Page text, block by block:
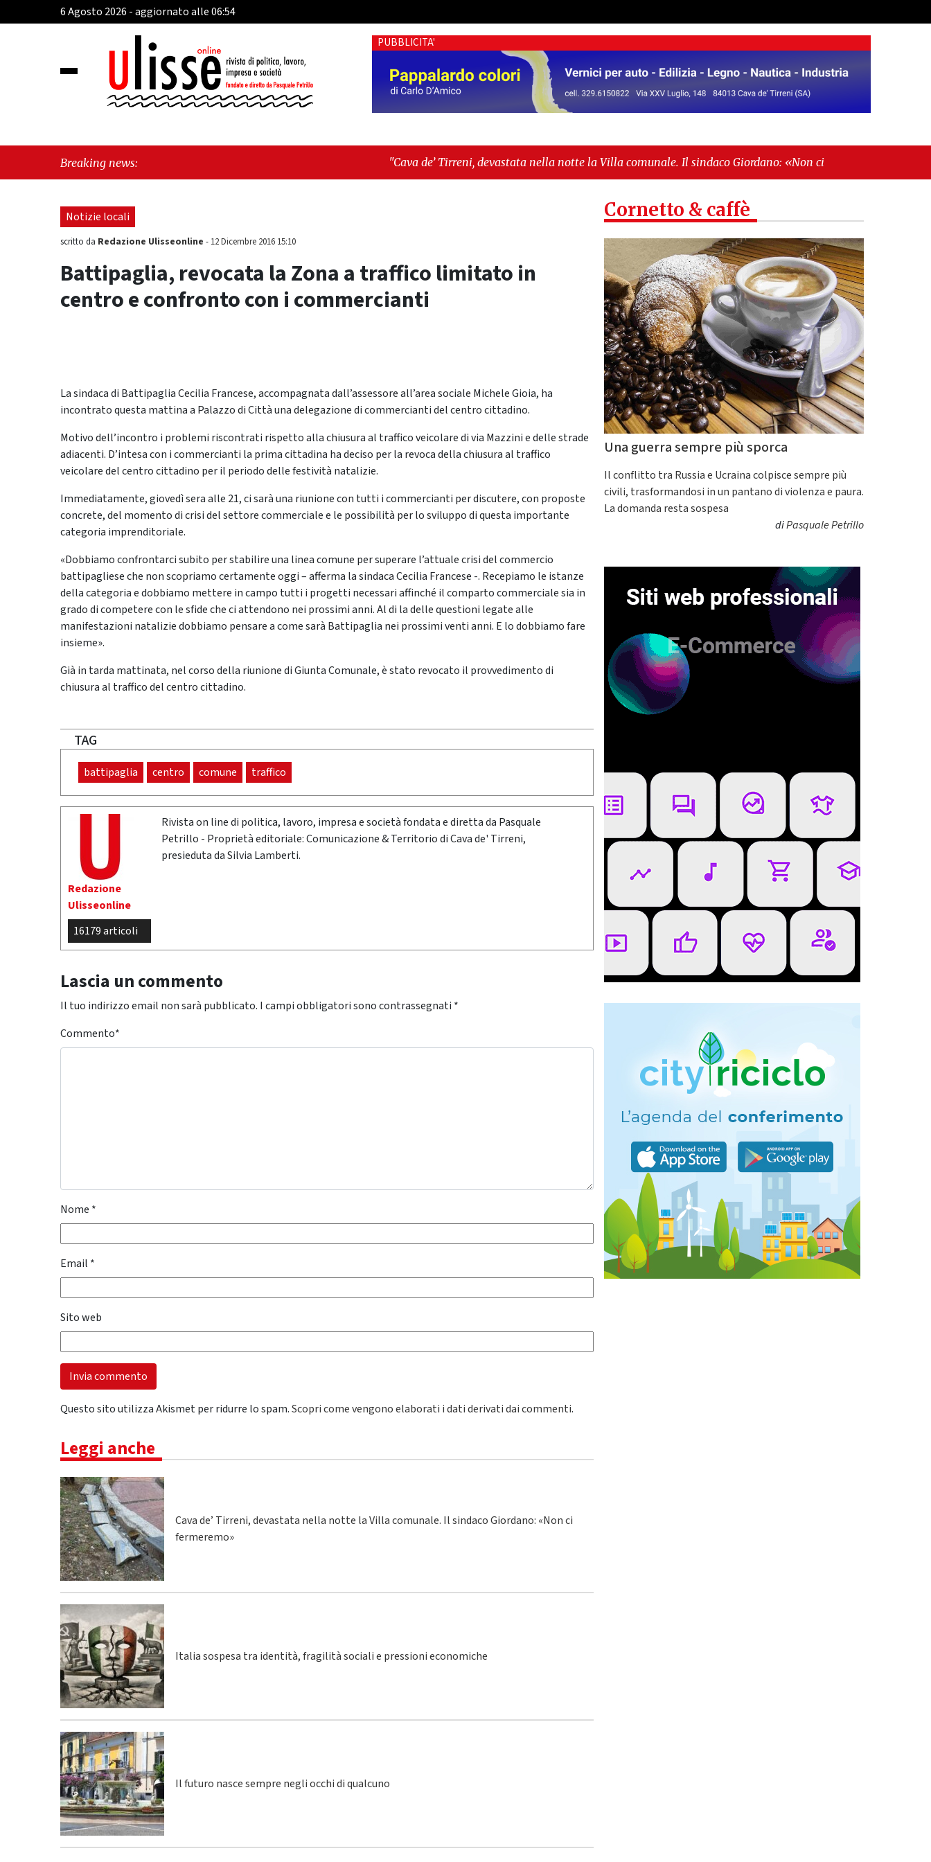
6 Agosto 2026 - aggiornato alle 06:54
PUBBLICITA'
Breaking news: "Cava de’ Tirreni, devastata nella notte la Villa comunale. Il sindaco Giordano: «Non ci fermeremo»" -
sospesa tra identità, fragilità sociali e pressioni economiche"
Notizie locali
scritto da Redazione Ulisseonline - 12 Dicembre 2016 15:10
Battipaglia, revocata la Zona a traffico limitato in
centro e confronto con i commercianti
La sindaca di Battipaglia Cecilia Francese, accompagnata dall’assessore all’area sociale Michele Gioia, ha
incontrato questa mattina a Palazzo di Città una delegazione di commercianti del centro cittadino.
Motivo dell’incontro i problemi riscontrati rispetto alla chiusura al traffico veicolare di via Mazzini e delle strade
adiacenti. D’intesa con i commercianti la prima cittadina ha deciso per la revoca della chiusura al traffico
veicolare del centro cittadino per il periodo delle festività natalizie.
Immediatamente, giovedì sera alle 21, ci sarà una riunione con tutti i commercianti per discutere, con proposte
concrete, del momento di crisi del settore commerciale e le possibilità per lo sviluppo di questa importante
categoria imprenditoriale.
«Dobbiamo confrontarci subito per stabilire una linea comune per superare l’attuale crisi del commercio
battipagliese che non scopriamo certamente oggi – afferma la sindaca Cecilia Francese -. Recepiamo le istanze
della categoria e dobbiamo mettere in campo tutti i progetti necessari affinché il comparto commerciale sia in
grado di competere con le sfide che ci attendono nei prossimi anni. Al di la delle questioni legate alle
manifestazioni natalizie dobbiamo pensare a come sarà Battipaglia nei prossimi venti anni. E lo dobbiamo fare
insieme».
Già in tarda mattinata, nel corso della riunione di Giunta Comunale, è stato revocato il provvedimento di
chiusura al traffico del centro cittadino.
TAG
battipaglia centro comune traffico
Redazione
Ulisseonline
16179 articoli
Rivista on line di politica, lavoro, impresa e società fondata e diretta da Pasquale
Petrillo - Proprietà editoriale: Comunicazione & Territorio di Cava de' Tirreni,
presieduta da Silvia Lamberti.
Lascia un commento
Il tuo indirizzo email non sarà pubblicato. I campi obbligatori sono contrassegnati *
Commento*
Nome *
Email *
Sito web
Questo sito utilizza Akismet per ridurre lo spam.Scopri come vengono elaborati i dati derivati dai commenti.
Leggi anche
Cava de’ Tirreni, devastata nella notte la Villa comunale. Il sindaco Giordano: «Non ci
fermeremo»
Italia sospesa tra identità, fragilità sociali e pressioni economiche
Il futuro nasce sempre negli occhi di qualcuno
Cornetto & caffè
Una guerra sempre più sporca
Il conflitto tra Russia e Ucraina colpisce sempre più
civili, trasformandosi in un pantano di violenza e paura.
La domanda resta sospesa
diPasquale Petrillo